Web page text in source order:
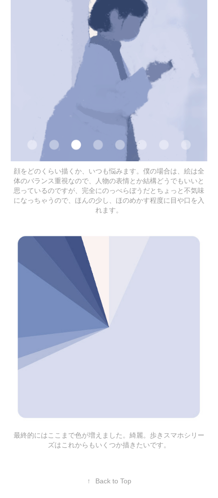
顔をどのくらい描くか、いつも悩みます。僕の場合は、絵は全
体のバランス重視なので、人物の表情とか結構どうでもいいと
思っているのですが、完全にのっぺらぼうだとちょっと不気味
になっちゃうので、ほんの少し、ほのめかす程度に目や口を入
れます。
最終的にはここまで色が増えました。綺麗。歩きスマホシリー
ズはこれからもいくつか描きたいです。
↑ Back to Top